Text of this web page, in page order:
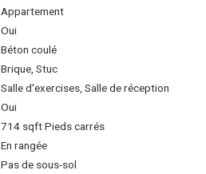
Appartement
Oui
Béton coulé
Brique, Stuc
Salle d'exercises, Salle de réception
Oui
714 sqft Pieds carrés
En rangée
Pas de sous-sol